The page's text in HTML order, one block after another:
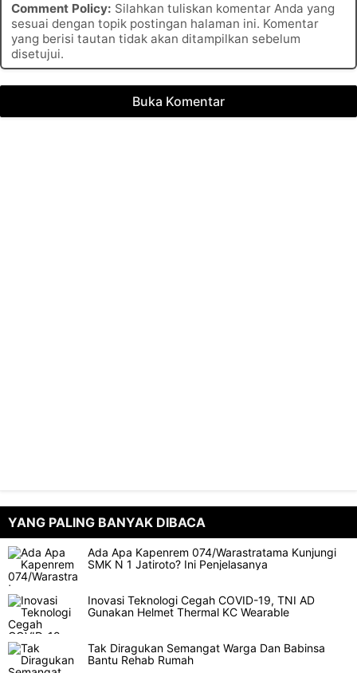
Comment Policy: Silahkan tuliskan komentar Anda yang
sesuai dengan topik postingan halaman ini. Komentar
yang berisi tautan tidak akan ditampilkan sebelum
disetujui.
Buka Komentar
YANG PALING BANYAK DIBACA
Ada Apa Kapenrem 074/Warastratama Kunjungi
SMK N 1 Jatiroto? Ini Penjelasanya
Inovasi Teknologi Cegah COVID-19, TNI AD
Gunakan Helmet Thermal KC Wearable
Tak Diragukan Semangat Warga Dan Babinsa
Bantu Rehab Rumah